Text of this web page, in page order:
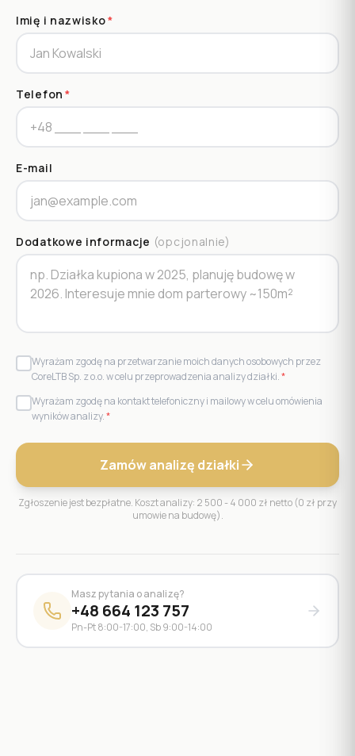
Imię i nazwisko*
Telefon *
E-mail
Dodatkowe informacje (opcjonalnie)
Wyrażam zgodę na przetwarzanie moich danych osobowych przez
CoreLTB Sp. z o.o. w celu przeprowadzenia analizy działki.*
Wyrażam zgodę na kontakt telefoniczny i mailowy w celu omówienia
wyników analizy.*
Zamów analizę działki
Zgłoszenie jest bezpłatne. Koszt analizy: 2 500 - 4 000 zł netto (0 zł przy
umowie na budowę).
Masz pytania o analizę?
+48 664 123 757
Pn-Pt 8:00-17:00, Sb 9:00-14:00